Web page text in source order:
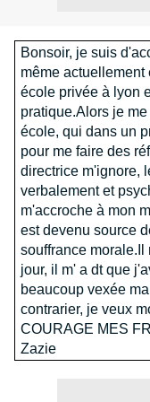
Bonsoir, je suis
même actuellement
école privée à lyon
pratique.Alors je
école, qui dans un
pour me faire des
directrice m'ignore,
verbalement et
m'accroche à mon
est devenu source
souffrance morale.Il
jour, il m' a dt que
beaucoup vexée
contrarier, je veux
COURAGE MES
Zazie